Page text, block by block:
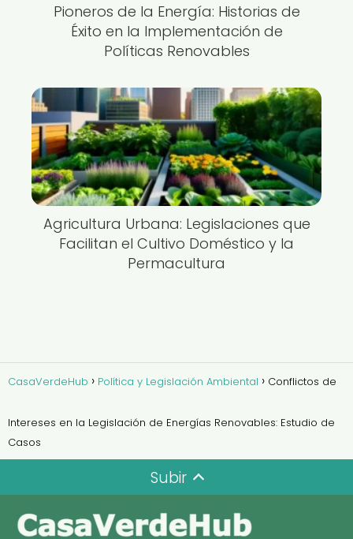
Pioneros de la Energía: Historias de
Éxito en la Implementación de
Políticas Renovables
Agricultura Urbana: Legislaciones que
Facilitan el Cultivo Doméstico y la
Permacultura
CasaVerdeHub Política y Legislación Ambiental Conflictos de
Intereses en la Legislación de Energías Renovables: Estudio de
Casos
Subir